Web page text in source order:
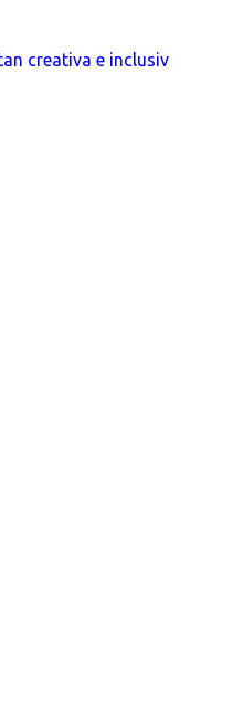
creativa e inclusiv